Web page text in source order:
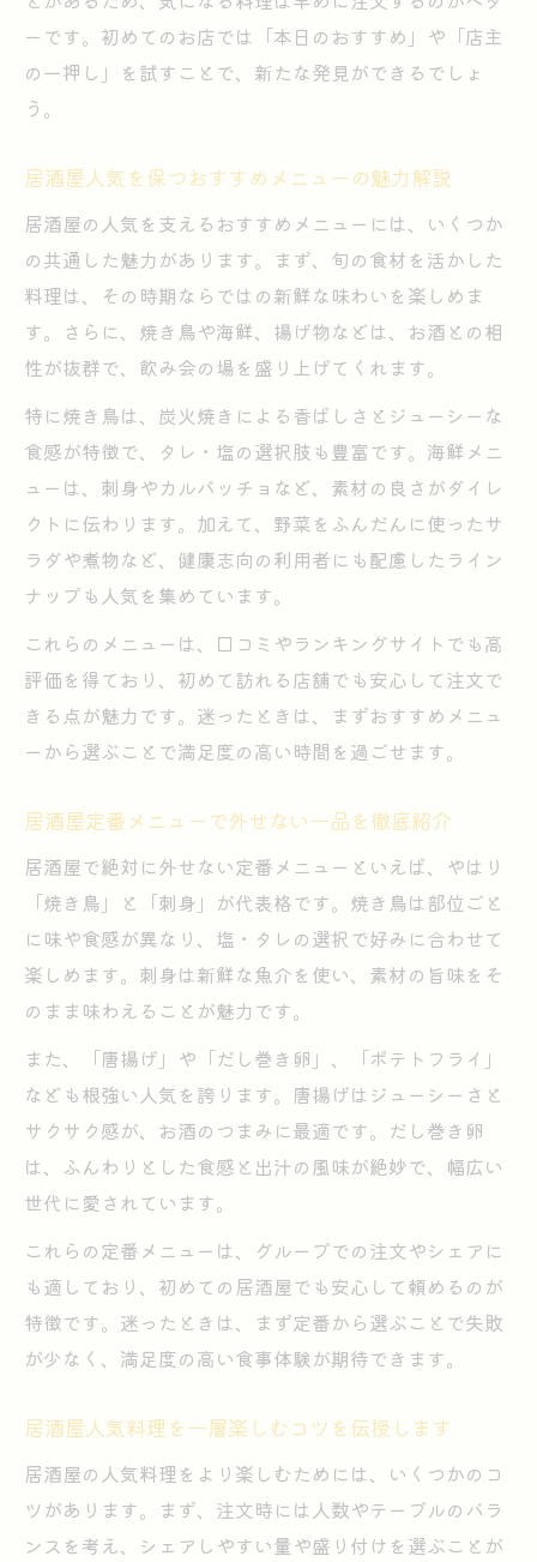
ーです。初めてのお店では「本日のおすすめ」や「店主
の一押し」を試すことで、新たな発見ができるでしょ
う。
居酒屋人気を保つおすすめメニューの魅力解説
居酒屋の人気を支えるおすすめメニューには、いくつか
の共通した魅力があります。まず、旬の食材を活かした
料理は、その時期ならではの新鮮な味わいを楽しめま
す。さらに、焼き鳥や海鮮、揚げ物などは、お酒との相
性が抜群で、飲み会の場を盛り上げてくれます。
特に焼き鳥は、炭火焼きによる香ばしさとジューシーな
食感が特徴で、タレ・塩の選択肢も豊富です。海鮮メニ
ューは、刺身やカルパッチョなど、素材の良さがダイレ
クトに伝わります。加えて、野菜をふんだんに使ったサ
ラダや煮物など、健康志向の利用者にも配慮したライン
ナップも人気を集めています。
これらのメニューは、口コミやランキングサイトでも高
評価を得ており、初めて訪れる店舗でも安心して注文で
きる点が魅力です。迷ったときは、まずおすすめメニュ
ーから選ぶことで満足度の高い時間を過ごせます。
居酒屋定番メニューで外せない一品を徹底紹介
居酒屋で絶対に外せない定番メニューといえば、やはり
「焼き鳥」と「刺身」が代表格です。焼き鳥は部位ごと
に味や食感が異なり、塩・タレの選択で好みに合わせて
楽しめます。刺身は新鮮な魚介を使い、素材の旨味をそ
のまま味わえることが魅力です。
また、「唐揚げ」や「だし巻き卵」、「ポテトフライ」
なども根強い人気を誇ります。唐揚げはジューシーさと
サクサク感が、お酒のつまみに最適です。だし巻き卵
は、ふんわりとした食感と出汁の風味が絶妙で、幅広い
世代に愛されています。
これらの定番メニューは、グループでの注文やシェアに
も適しており、初めての居酒屋でも安心して頼めるのが
特徴です。迷ったときは、まず定番から選ぶことで失敗
が少なく、満足度の高い食事体験が期待できます。
居酒屋人気料理を一層楽しむコツを伝授します
居酒屋の人気料理をより楽しむためには、いくつかのコ
ツがあります。まず、注文時には人数やテーブルのバラ
ンスを考え、シェアしやすい量や盛り付けを選ぶことが